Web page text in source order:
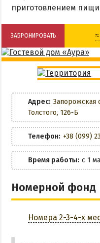
КУРОРТ
ЛИСКИ
НАГОРНАЯ ЧАСТЬ
ЦЕНТР
ЧАСТНЫЙ СЕКТОР
АЗОВСКОЕ
НОВОПЕТРОВКА
ЛЕЧЕНИЕ И
Грязи, лиманы и
Санатории
История курорта
приготовлением
ЗАБРОНИРОВАТЬ
Wi-Fi
Беседки
Мангальная зона
Парковка
Трансфер
Адрес: Запорожская
Толстого, 126-Б
Телефон: +38 (099)
Время работы: с 1
Номерной фонд
Номера 2-3-4-х